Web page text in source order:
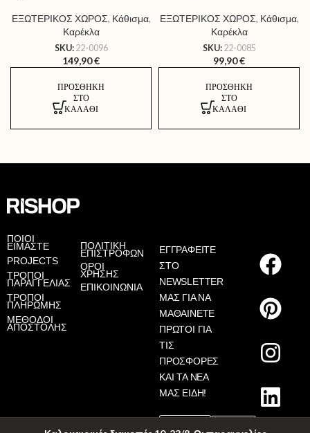
ΕΞΩΤΕΡΙΚΟΣ ΧΩΡΟΣ, Κάθισμα,
Καρέκλα
SKU: 22-0096
149,90€
ΠΡΟΣΘΉΚΗ
ΣΤΟ
ΚΑΛΆΘΙ
ΕΞΩΤΕΡΙΚΟΣ ΧΩΡΟΣ, Κάθισμα,
Καρέκλα
SKU: 22-0085
99,90€
ΠΡΟΣΘΉΚΗ
ΣΤΟ
ΚΑΛΆΘΙ
ΠΟΙΟΙ
ΕΙΜΑΣΤΕ
PROJECTS
ΤΡΟΠΟΙ
ΠΑΡΑΓΓΕΛΙΑΣ
ΤΡΟΠΟΙ
ΠΛΗΡΩΜΗΣ
ΜΕΘΟΔΟΙ
ΑΠΟΣΤΟΛΗΣ
ΠΟΛΙΤΙΚΗ
ΕΠΙΣΤΡΟΦΩΝ
ΟΡΟΙ
ΧΡΗΣΗΣ
ΕΠΙΚΟΙΝΩΝΙΑ
ΕΓΓΡΑΦΕΙΤΕ
ΣΤΟ
NEWSLETTER
ΜΑΣ ΓΙΑ ΝΑ
ΜΑΘΑΙΝΕΤΕ
ΠΡΩΤΟΙ ΓΙΑ
ΤΙΣ
ΠΡΟΣΦΟΡΕΣ
ΚΑΙ ΤΑ ΝΕΑ
ΜΑΣ ΕΙΔΗ!